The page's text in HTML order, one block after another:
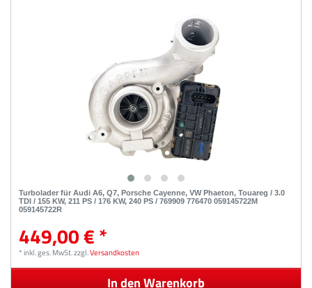
Turbolader für Audi A6, Q7, Porsche Cayenne, VW Phaeton, Touareg / 3.0
TDI / 155 KW, 211 PS / 176 KW, 240 PS / 769909 776470 059145722M
059145722R
449,00 € *
*inkl. ges. MwSt.zzgl.Versandkosten
In den Warenkorb